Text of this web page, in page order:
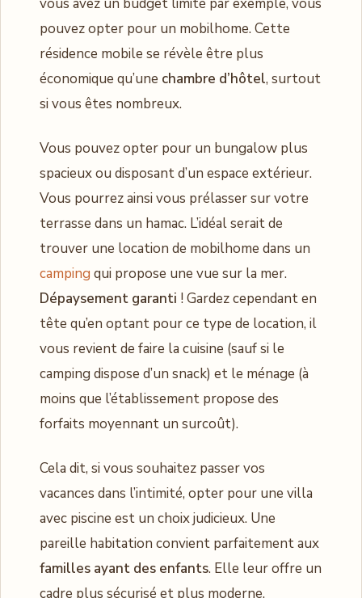
pouvez opter pour un mobilhome. Cette
résidence mobile se révèle être plus
économique qu’une chambre d’hôtel, surtout
si vous êtes nombreux.
Vous pouvez opter pour un bungalow plus
spacieux ou disposant d’un espace extérieur.
Vous pourrez ainsi vous prélasser sur votre
terrasse dans un hamac. L’idéal serait de
trouver une location de mobilhome dans un
camping qui propose une vue sur la mer.
Dépaysement garanti ! Gardez cependant en
tête qu’en optant pour ce type de location, il
vous revient de faire la cuisine (sauf si le
camping dispose d’un snack) et le ménage (à
moins que l’établissement propose des
forfaits moyennant un surcoût).
Cela dit, si vous souhaitez passer vos
vacances dans l’intimité, opter pour une villa
avec piscine est un choix judicieux. Une
pareille habitation convient parfaitement aux
familles ayant des enfants. Elle leur offre un
cadre plus sécurisé et plus moderne.